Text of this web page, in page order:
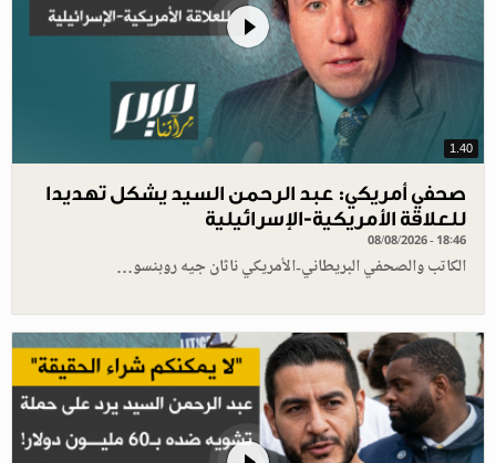
1.40
صحفي أمريكي: عبد الرحمن السيد يشكل تهديدا
للعلاقة الأمريكية-الإسرائيلية
08/08/2026 - 18:46
الكاتب والصحفي البريطاني-الأمريكي ناثان جيه روبنسو…